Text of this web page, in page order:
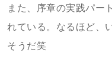
また、序章の実践パー
れている。なるほど、
そうだ笑